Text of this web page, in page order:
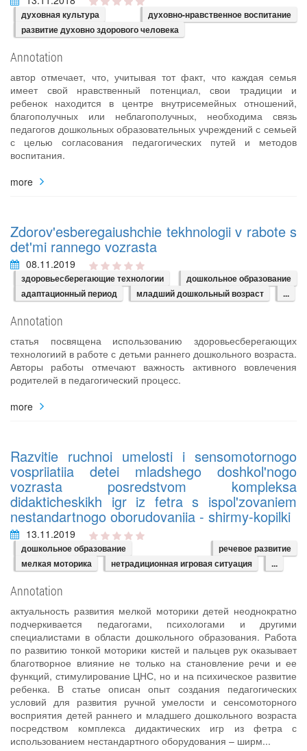
духовная культура
духовно-нравственное воспитание
развитие духовно здорового человека
Annotation
автор отмечает, что, учитывая тот факт, что каждая семья
имеет свой нравственный потенциал, свои традиции и
ребенок находится в центре внутрисемейных отношений,
благополучных или неблагополучных, необходима связь
педагогов дошкольных образовательных учреждений с семьей
с целью согласования педагогических путей и методов
воспитания.
more
Zdorov'esberegaiushchie tekhnologii v rabote s
det'mi rannego vozrasta
08.11.2019
здоровьесберегающие технологии
дошкольное образование
адаптационный период
младший дошкольный возраст ...
Annotation
статья посвящена использованию здоровьесберегающих
технологиий в работе с детьми раннего дошкольного возраста.
Авторы работы отмечают важность активного вовлечения
родителей в педагогический процесс.
more
Razvitie ruchnoi umelosti i sensomotornogo
vospriiatiia detei mladshego doshkol'nogo
vozrasta posredstvom kompleksa
didakticheskikh igr iz fetra s ispol'zovaniem
nestandartnogo oborudovaniia - shirmy-kopilki
13.11.2019
дошкольное образование
речевое развитие
мелкая моторика
нетрадиционная игровая ситуация ...
Annotation
актуальность развития мелкой моторики детей неоднократно
подчеркивается педагогами, психологами и другими
специалистами в области дошкольного образования. Работа
по развитию тонкой моторики кистей и пальцев рук оказывает
благотворное влияние не только на становление речи и ее
функций, стимулирование ЦНС, но и на психическое развитие
ребенка. В статье описан опыт создания педагогических
условий для развития ручной умелости и сенсомоторного
восприятия детей раннего и младшего дошкольного возраста
посредством комплекса дидактических игр из фетра с
использованием нестандартного оборудования – ширм...